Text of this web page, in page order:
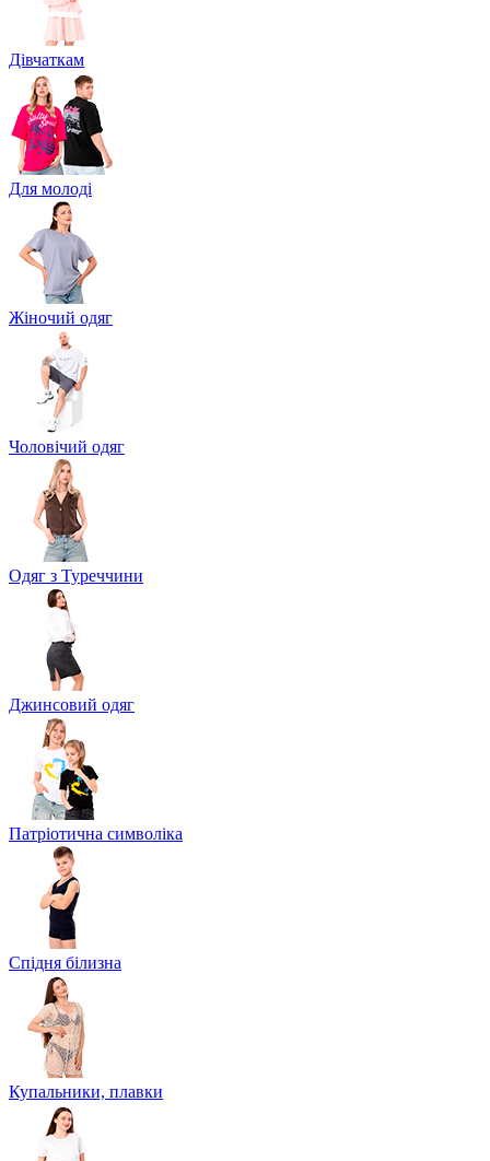
Дівчаткам
Для молоді
Жіночий одяг
Чоловічий одяг
Одяг з Туреччини
Джинсовий одяг
Патріотична символіка
Спідня білизна
Купальники, плавки